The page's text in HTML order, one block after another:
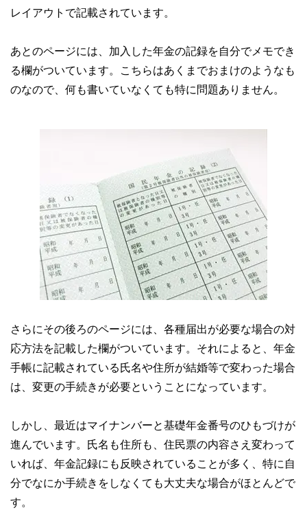
レイアウトで記載されています。
あとのページには、加入した年金の記録を自分でメモでき
る欄がついています。こちらはあくまでおまけのようなも
のなので、何も書いていなくても特に問題ありません。
さらにその後ろのページには、各種届出が必要な場合の対
応方法を記載した欄がついています。それによると、年金
手帳に記載されている氏名や住所が結婚等で変わった場合
は、変更の手続きが必要ということになっています。
しかし、最近はマイナンバーと基礎年金番号のひもづけが
進んでいます。氏名も住所も、住民票の内容さえ変わって
いれば、年金記録にも反映されていることが多く、特に自
分でなにか手続きをしなくても大丈夫な場合がほとんどで
す。